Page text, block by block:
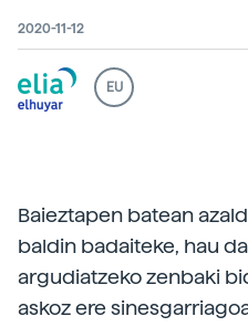
2020-11-12
EU
Baieztapen batean
baldin badaiteke, hau
argudiatzeko zenbaki
askoz ere